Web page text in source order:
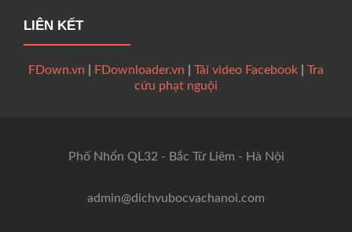
LIÊN KẾT
FDown.vn FDownloader.vn Tải video Facebook
Tra
cứu phạt nguội
Phố Nhổn QL32 - Bắc Từ Liêm - Hà Nội
admin@dichvubocvachanoi.com